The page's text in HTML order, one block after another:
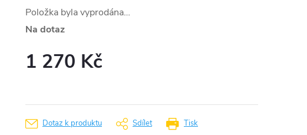
Položka byla vyprodána…
Na dotaz
1 270 Kč
Tisk
Dotaz k produktu Sdílet